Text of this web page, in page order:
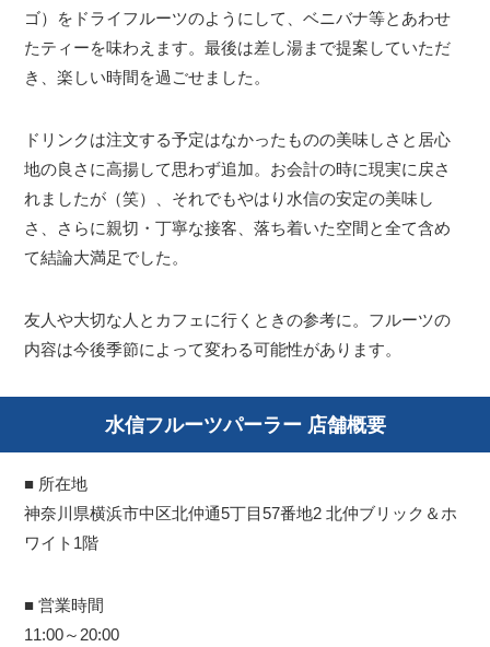
ゴ）をドライフルーツのようにして、ベニバナ等とあわせ
たティーを味わえます。最後は差し湯まで提案していただ
き、楽しい時間を過ごせました。
ドリンクは注文する予定はなかったものの美味しさと居心
地の良さに高揚して思わず追加。お会計の時に現実に戻さ
れましたが（笑）、それでもやはり水信の安定の美味し
さ、さらに親切・丁寧な接客、落ち着いた空間と全て含め
て結論大満足でした。
友人や大切な人とカフェに行くときの参考に。フルーツの
内容は今後季節によって変わる可能性があります。
水信フルーツパーラー 店舗概要
■ 所在地
神奈川県横浜市中区北仲通5丁⽬57番地2 北仲ブリック＆ホ
ワイト1階
■ 営業時間
11:00～20:00